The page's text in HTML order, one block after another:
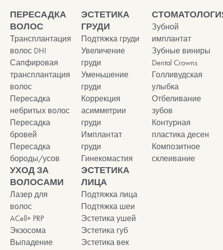
ПЕРЕСАДКА
ВОЛОС
Трансплантация
волос DHI
Сапфировая
трансплантация
волос
Пересадка
небритых волос
Пересадка
бровей
Пересадка
бороды/усов
УХОД ЗА
ВОЛОСАМИ
Лазер для
волос
ACell+ PRP
Экзосома
Выпадение
ЭСТЕТИКА
ГРУДИ
Подтяжка груди
Увеличение
груди
Уменьшение
груди
Коррекция
асимметрии
груди
Имплантат
груди
Гинекомастия
ЭСТЕТИКА
ЛИЦА
Подтяжка лица
Подтяжка шеи
Эстетика ушей
Эстетика губ
Эстетика век
Зубной
имплантат
Зубные виниры
Dental Crowns
Голливудская
улыбка
Отбеливание
зубов
Контурная
пластика десен
Композитное
склеивание